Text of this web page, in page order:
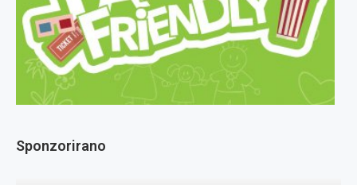
Sponzorirano